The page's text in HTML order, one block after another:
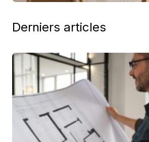
Derniers articles